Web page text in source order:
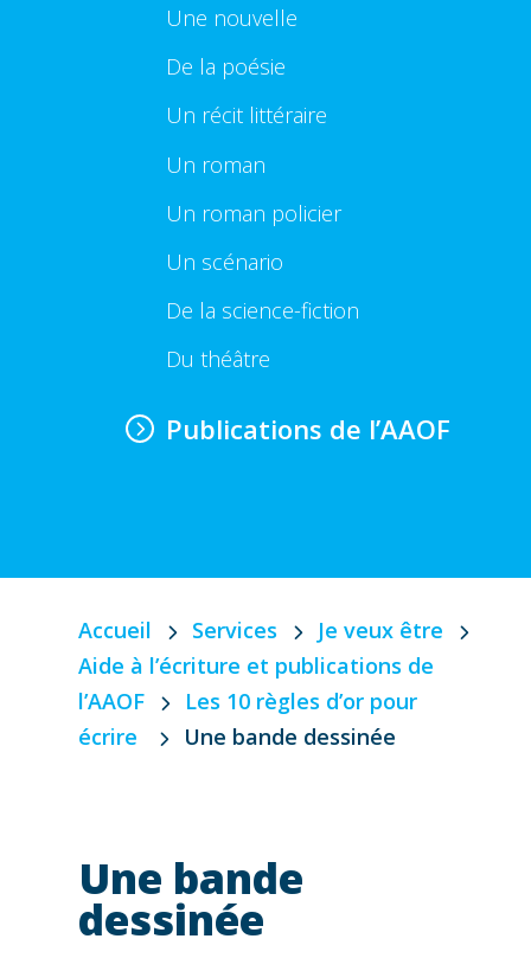
Une nouvelle
De la poésie
Un récit littéraire
Un roman
Un roman policier
Un scénario
De la science-fiction
Du théâtre
Publications de l’AAOF
Accueil Services
Je veux être
Aide à l’écriture et publications de
l’AAOF
Les 10 règles d’or pour
écrire
Une bande dessinée
Une bande
dessinée